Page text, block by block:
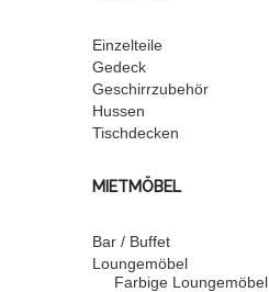
Einzelteile
Gedeck
Geschirrzubehör
Hussen
Tischdecken
MIETMÖBEL
Bar / Buffet
Loungemöbel
Farbige Loungemöbel